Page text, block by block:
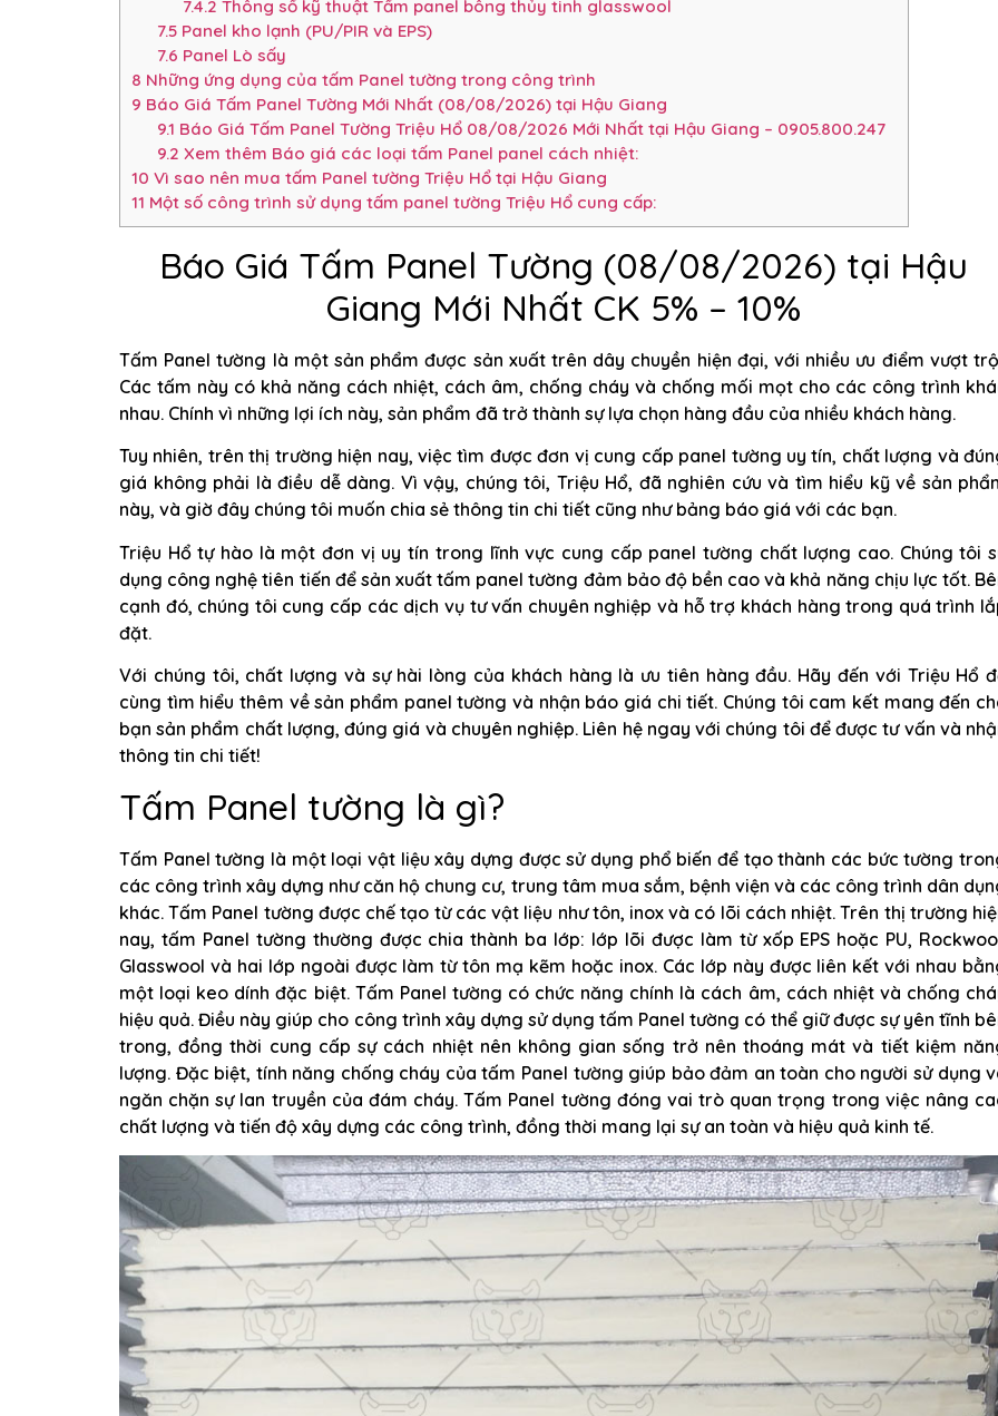
7.4.2 Thông số kỹ thuật Tấm panel bông thủy tinh glasswool
7.5Panel kho lạnh (PU/PIR và EPS)
7.6 Panel Lò sấy
8 Những ứng dụng của tấm Panel tường trong công trình
9 Báo Giá Tấm Panel Tường Mới Nhất (08/08/2026) tại Hậu Giang
9.1 Báo Giá Tấm Panel Tường Triệu Hổ 08/08/2026 Mới Nhất tại Hậu Giang – 0905.800.247
9.2 Xem thêm Báo giá các loại tấm Panel panel cách nhiệt:
10 Vì sao nên mua tấm Panel tường Triệu Hổ tại Hậu Giang
11 Một số công trình sử dụng tấm panel tường Triệu Hổ cung cấp:
Báo Giá Tấm Panel Tường (08/08/2026) tại Hậu
Giang Mới Nhất CK 5% – 10%
Tấm Panel tường là một sản phẩm được sản xuất trên dây chuyền hiện đại, với nhiều ưu điểm vượt
Các tấm này có khả năng cách nhiệt, cách âm, chống cháy và chống mối mọt cho các công trình
nhau. Chính vì những lợi ích này, sản phẩm đã trở thành sự lựa chọn hàng đầu của nhiều khách hàng.
Tuy nhiên, trên thị trường hiện nay, việc tìm được đơn vị cung cấp panel tường uy tín, chất lượng và
giá không phải là điều dễ dàng. Vì vậy, chúng tôi, Triệu Hổ, đã nghiên cứu và tìm hiểu kỹ về sản
này, và giờ đây chúng tôi muốn chia sẻ thông tin chi tiết cũng như bảng báo giá với các bạn.
Triệu Hổ tự hào là một đơn vị uy tín trong lĩnh vực cung cấp panel tường chất lượng cao. Chúng tôi
dụng công nghệ tiên tiến để sản xuất tấm panel tường đảm bảo độ bền cao và khả năng chịu lực tốt.
cạnh đó, chúng tôi cung cấp các dịch vụ tư vấn chuyên nghiệp và hỗ trợ khách hàng trong quá trình
đặt.
Với chúng tôi, chất lượng và sự hài lòng của khách hàng là ưu tiên hàng đầu. Hãy đến với Triệu Hổ
cùng tìm hiểu thêm về sản phẩm panel tường và nhận báo giá chi tiết. Chúng tôi cam kết mang đến
bạn sản phẩm chất lượng, đúng giá và chuyên nghiệp. Liên hệ ngay với chúng tôi để được tư vấn và
thông tin chi tiết!
Tấm Panel tường là gì?
Tấm Panel tường là một loại vật liệu xây dựng được sử dụng phổ biến để tạo thành các bức tường
các công trình xây dựng như căn hộ chung cư, trung tâm mua sắm, bệnh viện và các công trình dân
khác. Tấm Panel tường được chế tạo từ các vật liệu như tôn, inox và có lõi cách nhiệt. Trên thị trường
nay, tấm Panel tường thường được chia thành ba lớp: lớp lõi được làm từ xốp EPS hoặc PU,
Glasswool và hai lớp ngoài được làm từ tôn mạ kẽm hoặc inox. Các lớp này được liên kết với nhau
một loại keo dính đặc biệt. Tấm Panel tường có chức năng chính là cách âm, cách nhiệt và chống
hiệu quả. Điều này giúp cho công trình xây dựng sử dụng tấm Panel tường có thể giữ được sự yên tĩnh
trong, đồng thời cung cấp sự cách nhiệt nên không gian sống trở nên thoáng mát và tiết kiệm
lượng. Đặc biệt, tính năng chống cháy của tấm Panel tường giúp bảo đảm an toàn cho người sử dụng
ngăn chặn sự lan truyền của đám cháy. Tấm Panel tường đóng vai trò quan trọng trong việc nâng
chất lượng và tiến độ xây dựng các công trình, đồng thời mang lại sự an toàn và hiệu quả kinh tế.